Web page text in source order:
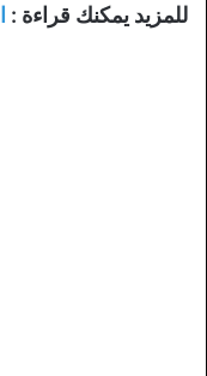
للمزيد يمكنك قراءة :